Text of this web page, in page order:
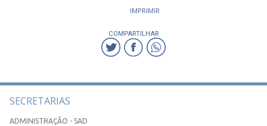
IMPRIMIR
COMPARTILHAR
SECRETARIAS
ADMINISTRAÇÃO - SAD